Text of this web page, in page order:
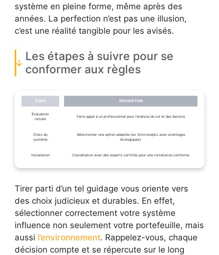
système en pleine forme, même après des
années. La perfection n’est pas une illusion,
c’est une réalité tangible pour les avisés.
Les étapes à suivre pour se
conformer aux règles
ÉTAPE DESCRIPTION
Évaluation
initiale
Faire appel à un professionnel pour l’analyse du sol et des besoins
Choix du
système
Sélectionner une option adaptée (ex: Enviroseptic avec avantages
écologiques)
Installation Coordination avec des experts certifiés pour une installation conforme
Tirer parti d’un tel guidage vous oriente vers
des choix judicieux et durables. En effet,
sélectionner correctement votre système
influence non seulement votre portefeuille, mais
aussi l’environnement. Rappelez-vous, chaque
décision compte et se répercute sur le long